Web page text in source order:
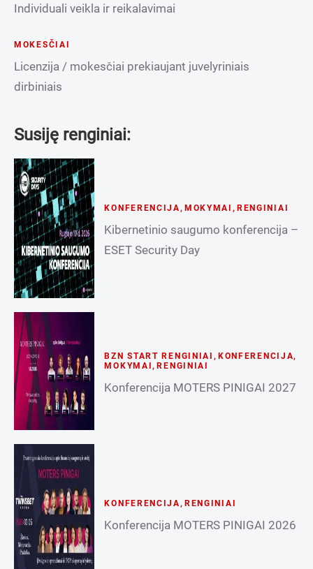
Individuali veikla ir reikalavimai
MOKESČIAI
Licenzija / mokesčiai prekiaujant juvelyriniais
dirbiniais
Susiję renginiai:
KONFERENCIJA , MOKYMAI , RENGINIAI
Kibernetinio saugumo konferencija –
ESET Security Day
BZN START RENGINIAI , KONFERENCIJA,
MOKYMAI ,RENGINIAI
Konferencija MOTERS PINIGAI 2027
KONFERENCIJA, RENGINIAI
Konferencija MOTERS PINIGAI 2026